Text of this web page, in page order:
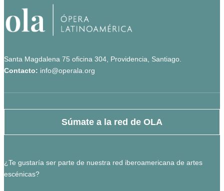
Santa Magdalena 75 oficina 304, Providencia, Santiago.
Contacto: info@operala.org
Súmate a la red de OLA
¿Te gustaría ser parte de nuestra red iberoamericana de artes
escénicas?